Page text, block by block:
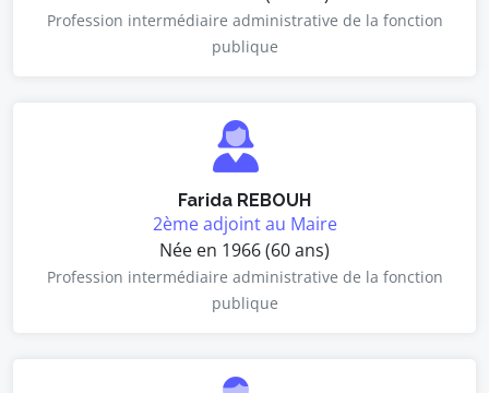
Profession intermédiaire administrative de la fonction
publique
Farida REBOUH
2ème adjoint au Maire
Née en 1966 (60 ans)
Profession intermédiaire administrative de la fonction
publique